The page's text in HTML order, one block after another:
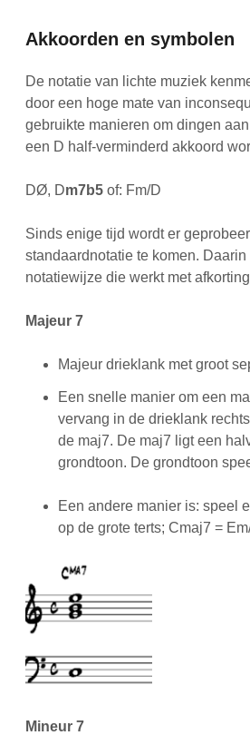
Akkoorden en symbolen
De notatie van lichte muziek
door een hoge mate van
gebruikte manieren om dingen
een D half-verminderd akkoord
DØ, Dm7b5of: Fm/D
Sinds enige tijd wordt er
standaardnotatie te komen. Daarin
notatiewijze die werkt met
Majeur 7
Majeur drieklank met groot
Een snelle manier om een
vervang in de drieklank
de maj7. De maj7 ligt een
grondtoon. De grondtoon
Een andere manier is: speel
op de grote terts; Cmaj7 =
Mineur 7